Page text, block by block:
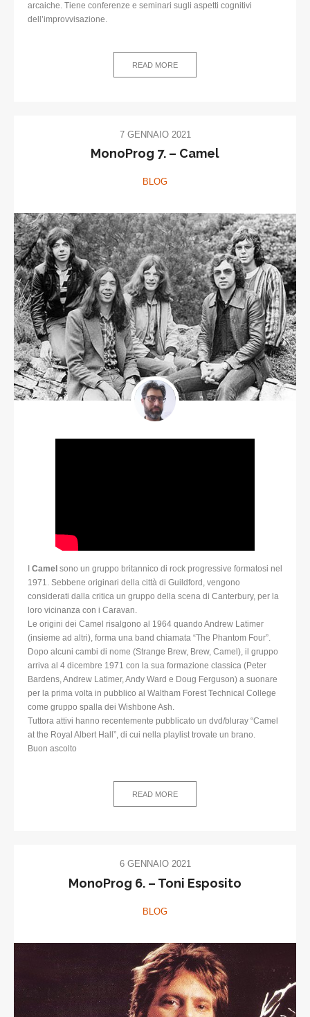
arcaiche. Tiene conferenze e seminari sugli aspetti cognitivi
dell’improvvisazione.
READ MORE
7 GENNAIO 2021
MonoProg 7. – Camel
BLOG
Camel sono un gruppo britannico di rock progressive formatosi nel
1971. Sebbene originari della città di Guildford, vengono
considerati dalla critica un gruppo della scena di Canterbury, per la
loro vicinanza con i Caravan.
Le origini dei Camel risalgono al 1964 quando Andrew Latimer
(insieme ad altri), forma una band chiamata “The Phantom Four”.
Dopo alcuni cambi di nome (Strange Brew, Brew, Camel), il gruppo
arriva al 4 dicembre 1971 con la sua formazione classica (Peter
Bardens, Andrew Latimer, Andy Ward e Doug Ferguson) a suonare
per la prima volta in pubblico al Waltham Forest Technical College
come gruppo spalla dei Wishbone Ash.
Tuttora attivi hanno recentemente pubblicato un dvd/bluray “Camel
at the Royal Albert Hall”, di cui nella playlist trovate un brano.
Buon ascolto
READ MORE
6 GENNAIO 2021
MonoProg 6. – Toni Esposito
BLOG